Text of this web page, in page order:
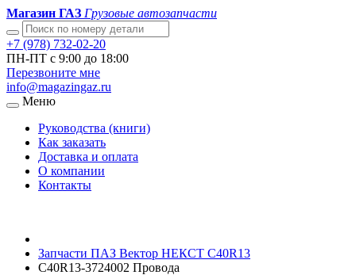
Магазин ГАЗ Грузовые автозапчасти
+7 (978) 732-02-20
ПН-ПТ с 9:00 до 18:00
Перезвоните мне
info@magazingaz.ru
Меню
Руководства (книги)
Как заказать
Доставка и оплата
О компании
Контакты
Запчасти ПАЗ Вектор НЕКСТ С40R13
C40R13-3724002 Провода